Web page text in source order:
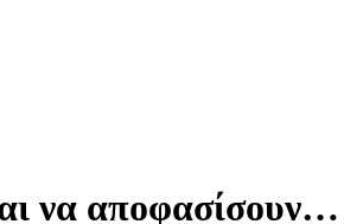
να αποφασίσουν…